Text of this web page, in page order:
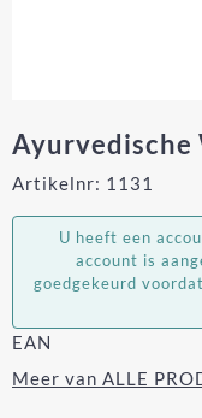
Ayurvedische
Artikelnr: 1131
U heeft een
account is
goedgekeurd
EAN
Meer van ALLE